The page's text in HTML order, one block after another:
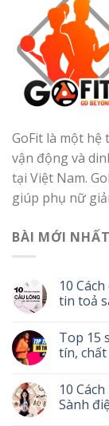
GoFit là một
vận động và
tại Việt Nam.
giúp phụ nữ
BÀI MỚI NHẤT
10
tin toả
Top 15
tín,
10
Sành